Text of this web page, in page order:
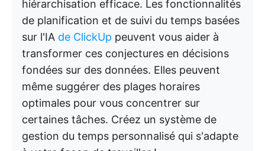
hiérarchisation efficace. Les fonctionnalités
de planification et de suivi du temps basées
sur l'IA de ClickUp peuvent vous aider à
transformer ces conjectures en décisions
fondées sur des données. Elles peuvent
même suggérer des plages horaires
optimales pour vous concentrer sur
certaines tâches. Créez un système de
gestion du temps personnalisé qui s'adapte